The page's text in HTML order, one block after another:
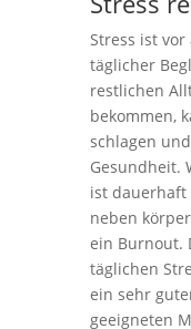
Stress ist
täglicher
restlichen
bekommen,
schlagen
Gesundheit.
ist
neben
ein Burnout.
täglichen
ein sehr
geeigneten